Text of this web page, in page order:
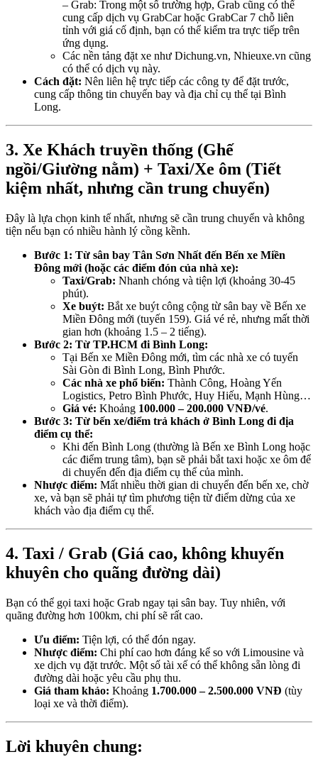
– Grab: Trong một số trường hợp, Grab cũng có thể
cung cấp dịch vụ GrabCar hoặc GrabCar 7 chỗ liên
tỉnh với giá cố định, bạn có thể kiểm tra trực tiếp trên
ứng dụng.
Các nền tảng đặt xe như Dichung.vn, Nhieuxe.vn cũng
có thể có dịch vụ này.
Cách đặt: Nên liên hệ trực tiếp các công ty để đặt trước,
cung cấp thông tin chuyến bay và địa chỉ cụ thể tại Bình
Long.
3. Xe Khách truyền thống (Ghế
ngồi/Giường nằm) + Taxi/Xe ôm (Tiết
kiệm nhất, nhưng cần trung chuyển)
Đây là lựa chọn kinh tế nhất, nhưng sẽ cần trung chuyển và không
tiện nếu bạn có nhiều hành lý cồng kềnh.
Bước 1: Từ sân bay Tân Sơn Nhất đến Bến xe Miền
Đông mới (hoặc các điểm đón của nhà xe):
Taxi/Grab: Nhanh chóng và tiện lợi (khoảng 30-45
phút).
Xe buýt: Bắt xe buýt công cộng từ sân bay về Bến xe
Miền Đông mới (tuyến 159). Giá vé rẻ, nhưng mất thời
gian hơn (khoảng 1.5 – 2 tiếng).
Bước 2: Từ TP.HCM đi Bình Long:
Tại Bến xe Miền Đông mới, tìm các nhà xe có tuyến
Sài Gòn đi Bình Long, Bình Phước.
Các nhà xe phổ biến: Thành Công, Hoàng Yến
Logistics, Petro Bình Phước, Huy Hiếu, Mạnh Hùng…
Giá vé: Khoảng 100.000 – 200.000 VNĐ/vé.
Bước 3: Từ bến xe/điểm trả khách ở Bình Long đi địa
điểm cụ thể:
Khi đến Bình Long (thường là Bến xe Bình Long hoặc
các điểm trung tâm), bạn sẽ phải bắt taxi hoặc xe ôm để
di chuyển đến địa điểm cụ thể của mình.
Nhược điểm: Mất nhiều thời gian di chuyển đến bến xe, chờ
xe, và bạn sẽ phải tự tìm phương tiện từ điểm dừng của xe
khách vào địa điểm cụ thể.
4. Taxi / Grab (Giá cao, không khuyến
khuyên cho quãng đường dài)
Bạn có thể gọi taxi hoặc Grab ngay tại sân bay. Tuy nhiên, với
quãng đường hơn 100km, chi phí sẽ rất cao.
Ưu điểm: Tiện lợi, có thể đón ngay.
Nhược điểm: Chi phí cao hơn đáng kể so với Limousine và
xe dịch vụ đặt trước. Một số tài xế có thể không sẵn lòng đi
đường dài hoặc yêu cầu phụ thu.
Giá tham khảo: Khoảng 1.700.000 – 2.500.000 VNĐ (tùy
loại xe và thời điểm).
Lời khuyên chung: